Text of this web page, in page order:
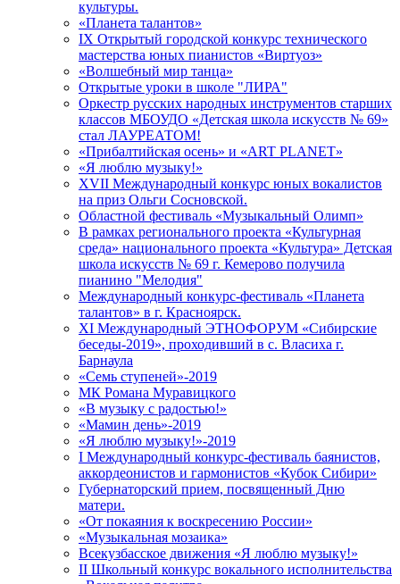
культуры.
«Планета талантов»
IX Открытый городской конкурс технического
мастерства юных пианистов «Виртуоз»
«Волшебный мир танца»
Открытые уроки в школе "ЛИРА"
Оркестр русских народных инструментов старших
классов МБОУДО «Детская школа искусств № 69»
стал ЛАУРЕАТОМ!
«Прибалтийская осень» и «ART PLANET»
«Я люблю музыку!»
XVII Международный конкурс юных вокалистов
на приз Ольги Сосновской.
Областной фестиваль «Музыкальный Олимп»
В рамках регионального проекта «Культурная
среда» национального проекта «Культура» Детская
школа искусств № 69 г. Кемерово получила
пианино "Мелодия"
Международный конкурс-фестиваль «Планета
талантов» в г. Красноярск.
XI Международный ЭТНОФОРУМ «Сибирские
беседы-2019», проходивший в с. Власиха г.
Барнаула
«Семь ступеней»-2019
МК Романа Муравицкого
«В музыку с радостью!»
«Мамин день»-2019
«Я люблю музыку!»-2019
I Международный конкурс-фестиваль баянистов,
аккордеонистов и гармонистов «Кубок Сибири»
Губернаторский прием, посвященный Дню
матери.
«От покаяния к воскресению России»
«Музыкальная мозаика»
Всекузбасское движения «Я люблю музыку!»
II Школьный конкурс вокального исполнительства